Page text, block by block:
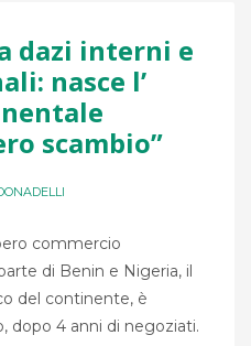
dazi interni e
nasce l’
scambio”
commercio
di Benin e Nigeria, il
del continente, è
dopo 4 anni di negoziati.